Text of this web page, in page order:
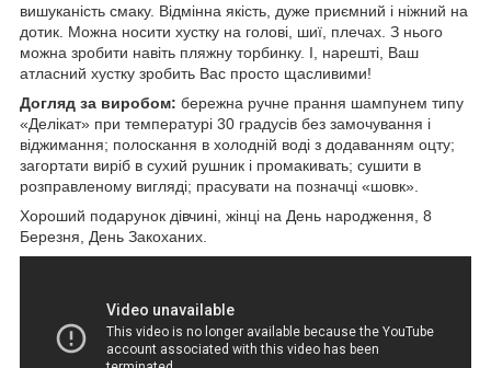
вишуканість смаку. Відмінна якість, дуже приємний і ніжний на
дотик. Можна носити хустку на голові, шиї, плечах. З нього
можна зробити навіть пляжну торбинку. І, нарешті, Ваш
атласний хустку зробить Вас просто щасливими!
Догляд за виробом: бережна ручне прання шампунем типу
«Делікат» при температурі 30 градусів без замочування і
віджимання; полоскання в холодній воді з додаванням оцту;
загортати виріб в сухий рушник і промакивать; сушити в
розправленому вигляді; прасувати на позначці «шовк».
Хороший подарунок дівчині, жінці на День народження, 8
Березня, День Закоханих.